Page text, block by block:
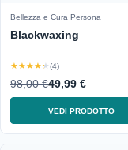
Bellezza e Cura Persona
Blackwaxing
★★★★★(4)
98,00 €49,99 €
VEDI PRODOTTO